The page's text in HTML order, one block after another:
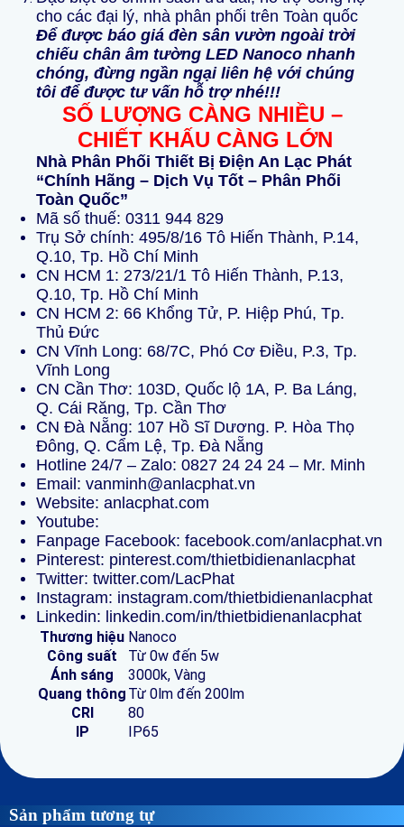
cho các đại lý, nhà phân phối trên Toàn quốc
Để được báo giá đèn sân vườn ngoài trời
chiếu chân âm tường LED Nanoco nhanh
chóng, đừng ngần ngại liên hệ với chúng
tôi để được tư vấn hỗ trợ nhé!!!
SỐ LƯỢNG CÀNG NHIỀU –
CHIẾT KHẤU CÀNG LỚN
Nhà Phân Phối Thiết Bị Điện An Lạc Phát
“Chính Hãng – Dịch Vụ Tốt – Phân Phối
Toàn Quốc”
Mã số thuế: 0311 944 829
Trụ Sở chính: 495/8/16 Tô Hiến Thành, P.14,
Q.10, Tp. Hồ Chí Minh
CN HCM 1: 273/21/1 Tô Hiến Thành, P.13,
Q.10, Tp. Hồ Chí Minh
CN HCM 2: 66 Khổng Tử, P. Hiệp Phú, Tp.
Thủ Đức
CN Vĩnh Long: 68/7C, Phó Cơ Điều, P.3, Tp.
Vĩnh Long
CN Cần Thơ: 103D, Quốc lộ 1A, P. Ba Láng,
Q. Cái Răng, Tp. Cần Thơ
CN Đà Nẵng: 107 Hồ Sĩ Dương. P. Hòa Thọ
Đông, Q. Cẩm Lệ, Tp. Đà Nẵng
Hotline 24/7 – Zalo: 0827 24 24 24 – Mr. Minh
Email: vanminh@anlacphat.vn
Website: anlacphat.com
Youtube:
Fanpage Facebook: facebook.com/anlacphat.vn
Pinterest: pinterest.com/thietbidienanlacphat
Twitter: twitter.com/LacPhat
Instagram: instagram.com/thietbidienanlacphat
Linkedin: linkedin.com/in/thietbidienanlacphat
Thương hiệu Nanoco
Công suất
Từ 0w đến 5w
Ánh sáng
3000k, Vàng
Quang thông Từ 0lm đến 200lm
CRI
80
IP
IP65
Sản phẩm tương tự